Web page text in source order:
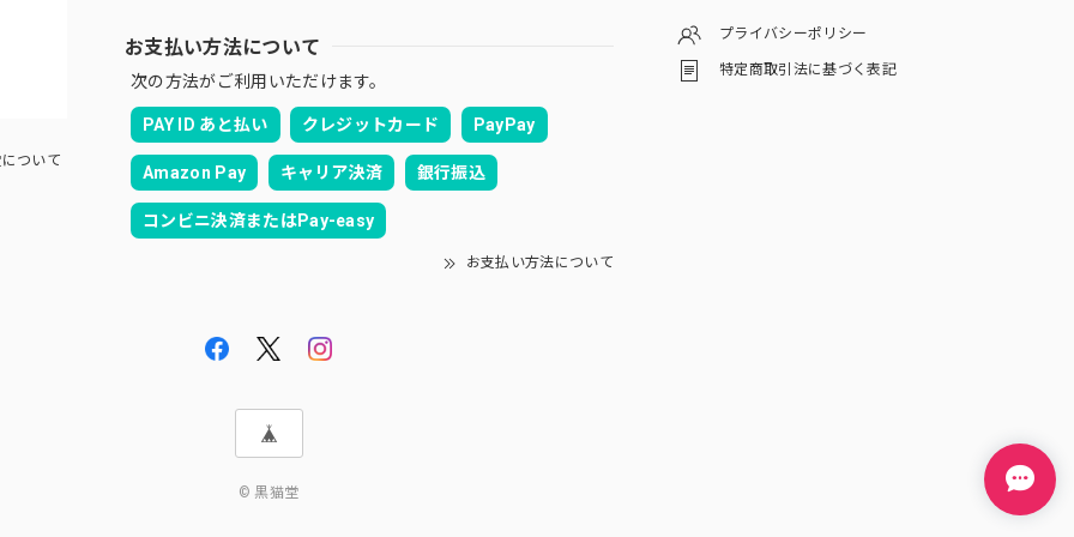
ついて
お支払い方法について
次の方法がご利用いただけます。
PAY ID あと払い クレジットカード PayPay
Amazon Pay キャリア決済 銀行振込
コンビニ決済またはPay-easy
お支払い方法について
プライバシーポリシー
特定商取引法に基づく表記
© 黒猫堂